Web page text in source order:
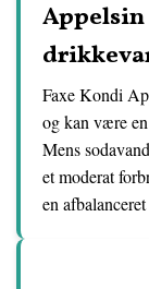
Faxe Kondi
og kan være
Mens
et moderat
en